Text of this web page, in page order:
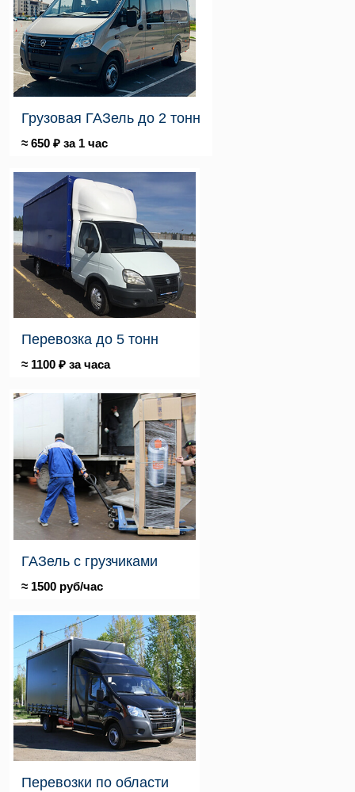
Грузовая ГАЗель до 2 тонн
≈ 650 ₽ за 1 час
Перевозка до 5 тонн
≈ 1100 ₽ за часа
ГАЗель с грузчиками
≈ 1500 руб/час
Перевозки по области